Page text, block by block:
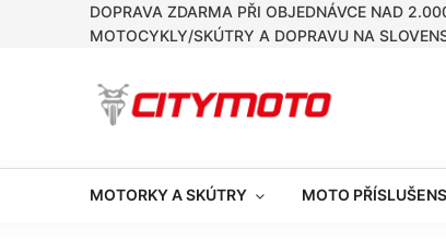
DOPRAVA ZDARMA PŘI OBJEDNÁVCE NAD
MOTOCYKLY/SKÚTRY A DOPRAVU NA
MOTORKY A SKÚTRY MOTO